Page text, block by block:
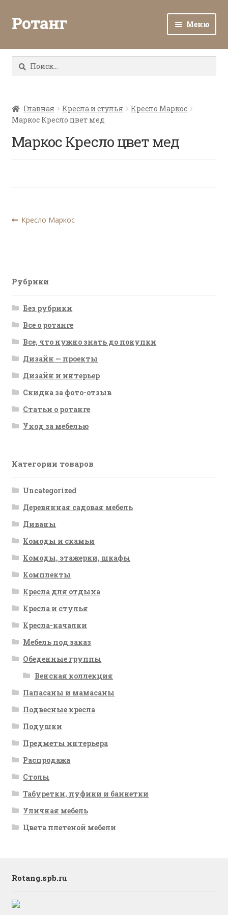
Ротанг Меню
Каталог
Все о ротанге
Ротанг оптом
Найти:
Главная Кресла и стулья
Кресло Маркос
Маркос Кресло цвет мед
Маркос Кресло цвет мед
Навигация
Предыдущая
Кресло Маркос
Рубрики
Без рубрики
Все о ротанге
Все, что нужно знать до покупки
Дизайн — проекты
Дизайн и интерьер
Скидка за фото-отзыв
Статьи о ротанге
Уход за мебелью
Категории товаров
Uncategorized
Деревянная садовая мебель
Диваны
Комоды и скамьи
Комоды, этажерки, шкафы
Комплекты
Кресла для отдыха
Кресла и стулья
Кресла-качалки
Мебель под заказ
Обеденные группы
Венская коллекция
Папасаны и мамасаны
Подвесные кресла
Подушки
Предметы интерьера
Распродажа
Столы
Табуретки, пуфики и банкетки
Уличная мебель
Цвета плетеной мебели
Rotang.spb.ru